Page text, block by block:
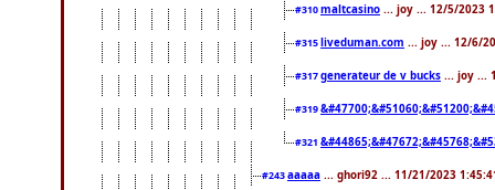
#310maltcasino ... joy ... 12/5/2023
#315liveduman.com ... joy ... 12/6/
#317generateur de v bucks ... joy ...
#319
#321
#243aaaaa ... ghori92 ... 11/21/2023